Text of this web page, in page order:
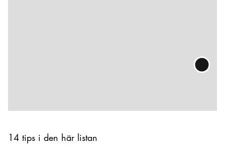
14 tips i den här listan